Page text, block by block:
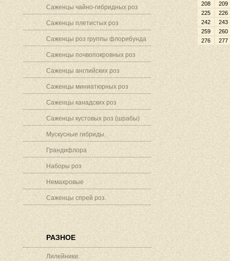
Саженцы чайно-гибридных роз
Саженцы плетистых роз
Саженцы роз группы флорибунда
Саженцы почвопокровных роз
Саженцы английских роз
Саженцы миниатюрных роз
Саженцы канадских роз
Саженцы кустовых роз (шрабы)
Мускусные гибриды.
Грандифлора
Наборы роз
Немахровые
Саженцы спрей роз.
РАЗНОЕ
Лилейники.
208
209
225
226
242
243
259
260
276
277